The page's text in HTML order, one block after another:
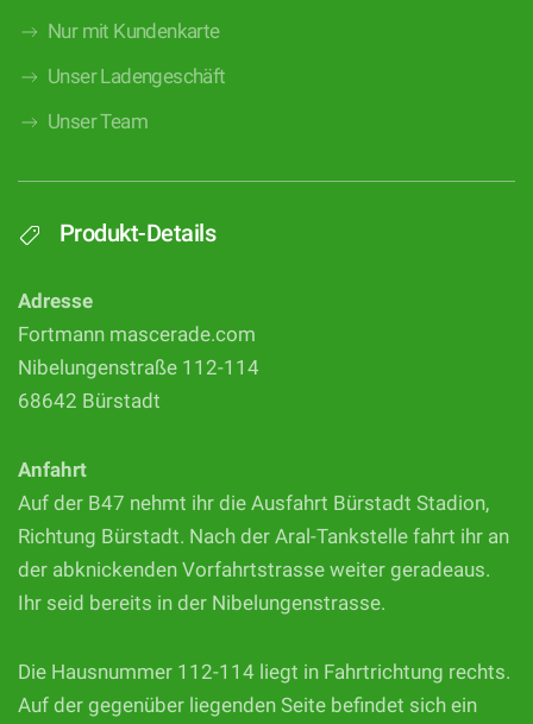
Nur mit Kundenkarte
Unser Ladengeschäft
Unser Team
Produkt-Details
Adresse
Fortmann mascerade.com
Nibelungenstraße 112-114
68642 Bürstadt
Anfahrt
Auf der B47 nehmt ihr die Ausfahrt Bürstadt Stadion,
Richtung Bürstadt. Nach der Aral-Tankstelle fahrt ihr an
der abknickenden Vorfahrtstrasse weiter geradeaus.
Ihr seid bereits in der Nibelungenstrasse.
Die Hausnummer 112-114 liegt in Fahrtrichtung rechts.
Auf der gegenüber liegenden Seite befindet sich ein